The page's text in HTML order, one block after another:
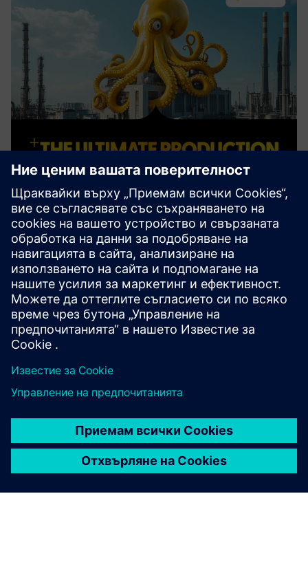
octoplant
octoplant е доверен индустриален стандарт за контрол
на версиите и последователност на данните,
позволяващ сигурно съхранение, проследяване и
сравнение на данни за автоматизация между
устройства, линии и цели инсталации. С octopla...
Научете повече